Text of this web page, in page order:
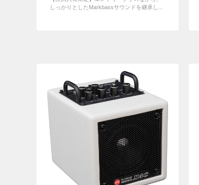
しっかりとしたMarkbassサウンドを継承し...